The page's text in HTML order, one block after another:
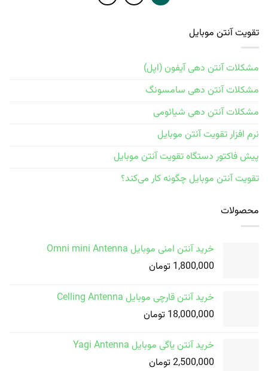
تقویت آنتن موبایل
مشکلات آنتن دهی آیفون (اپل)
مشکلات آنتن دهی سامسونگ
مشکلات آنتن دهی شیائومی
نرم افزار تقویت آنتن موبایل
پیش فاکتور دستگاه تقویت آنتن موبایل
تقویت آنتن موبایل چگونه کار می‌کند؟
محصولات
خرید آنتن امنی موبایل Omni mini Antenna
1,800,000 تومان
خرید آنتن قارچی موبایل Celling Antenna
18,000,000 تومان
خرید آنتن یاگی موبایل Yagi Antenna
2,500,000 تومان